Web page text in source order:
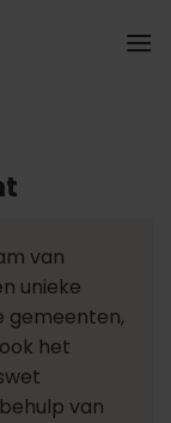
van
unieke
gemeenten,
het
van